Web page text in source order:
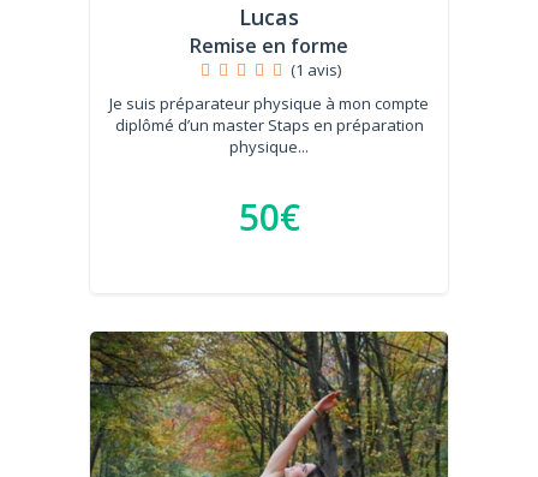
Lucas
Remise en forme
(1 avis)
Je suis préparateur physique à mon compte
diplômé d’un master Staps en préparation
physique...
50€